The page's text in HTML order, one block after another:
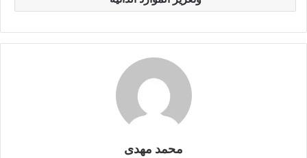
o
o
p
p
n
g
er
n
k
m
محمد مهدى